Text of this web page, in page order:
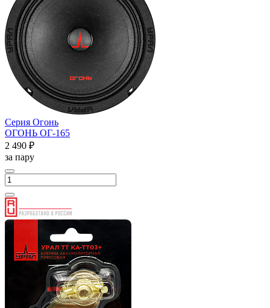
Серия Огонь
ОГОНЬ ОГ-165
2 490 ₽
за пару